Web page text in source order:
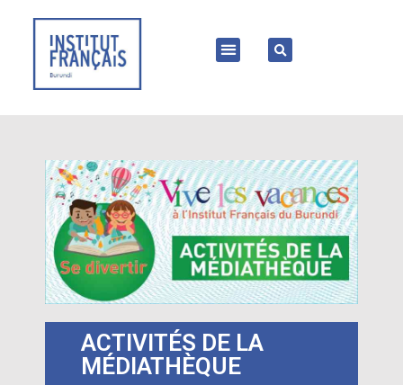
ACTIVITÉS DE LA
MÉDIATHÈQUE